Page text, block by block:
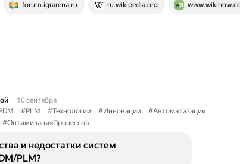
forum.igrarena.ru ru.wikipedia.org
10 сентября
#PLM #Технологии #Инновации
#Автоматизация
#ОптимизацияПроцессов
и недостатки систем
PLM?